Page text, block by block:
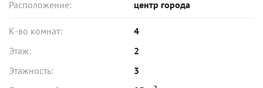
Расположение:
центр города
К-во комнат:
4
Этаж:
2
Этажность:
3